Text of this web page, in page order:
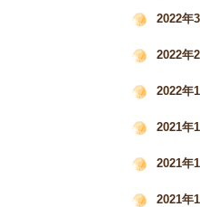
2022年
2022年
2022年
2021年
2021年
2021年